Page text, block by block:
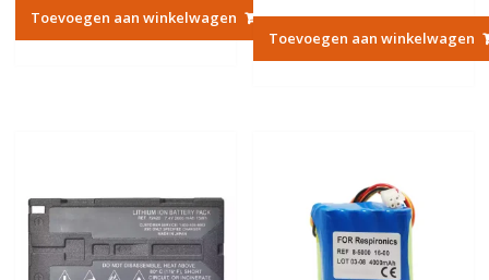
Toevoegen aan winkelwagen
Toevoegen aan winkelwagen